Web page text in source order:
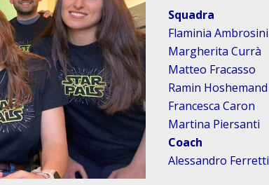
Squadra
Flaminia Ambrosini
Margherita Currà
Matteo Fracasso
Ramin Hoshemand
Francesca Caron
Martina Piersanti
Coach
Alessandro Ferretti